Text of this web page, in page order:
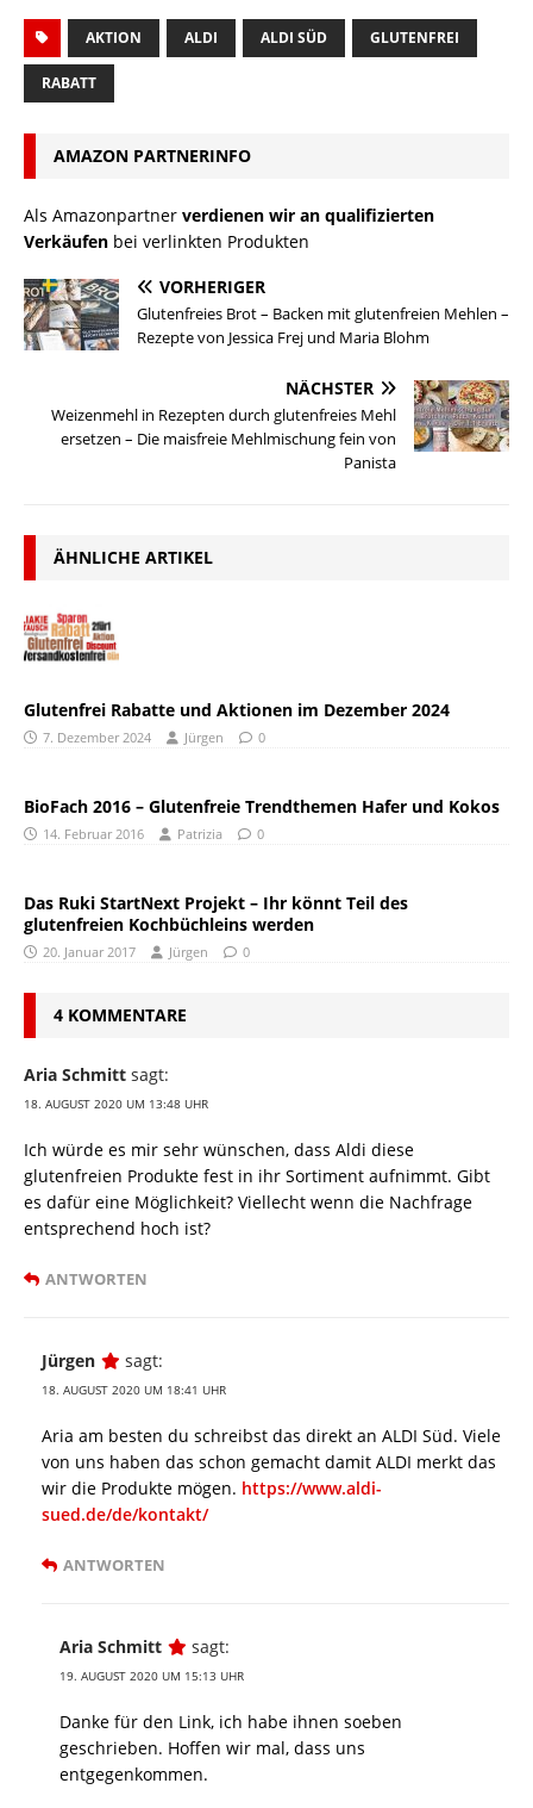
AKTION ALDI ALDI SÜD GLUTENFREI
RABATT
AMAZON PARTNERINFO
Als Amazonpartner verdienen wir an qualifizierten
Verkäufen bei verlinkten Produkten
VORHERIGER
Glutenfreies Brot – Backen mit glutenfreien Mehlen –
Rezepte von Jessica Frej und Maria Blohm
NÄCHSTER
Weizenmehl in Rezepten durch glutenfreies Mehl
ersetzen – Die maisfreie Mehlmischung fein von
Panista
ÄHNLICHE ARTIKEL
Glutenfrei Rabatte und Aktionen im Dezember 2024
7. Dezember 2024 Jürgen 0
BioFach 2016 – Glutenfreie Trendthemen Hafer und Kokos
14. Februar 2016 Patrizia 0
Das Ruki StartNext Projekt – Ihr könnt Teil des
glutenfreien Kochbüchleins werden
20. Januar 2017 Jürgen 0
4 KOMMENTARE
Aria Schmitt sagt:
18. AUGUST 2020 UM 13:48 UHR
Ich würde es mir sehr wünschen, dass Aldi diese
glutenfreien Produkte fest in ihr Sortiment aufnimmt. Gibt
es dafür eine Möglichkeit? Viellecht wenn die Nachfrage
entsprechend hoch ist?
ANTWORTEN
Jürgen sagt:
18. AUGUST 2020 UM 18:41 UHR
Aria am besten du schreibst das direkt an ALDI Süd. Viele
von uns haben das schon gemacht damit ALDI merkt das
wir die Produkte mögen. https://www.aldi-
sued.de/de/kontakt/
ANTWORTEN
Aria Schmitt sagt:
19. AUGUST 2020 UM 15:13 UHR
Danke für den Link, ich habe ihnen soeben
geschrieben. Hoffen wir mal, dass uns
entgegenkommen.